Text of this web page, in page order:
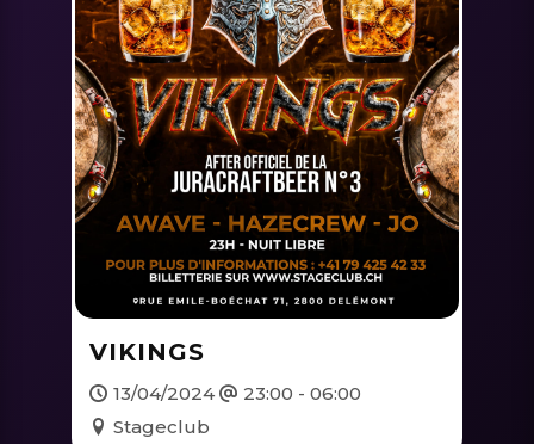
VIKINGS
13/04/2024
23:00 - 06:00
Stageclub